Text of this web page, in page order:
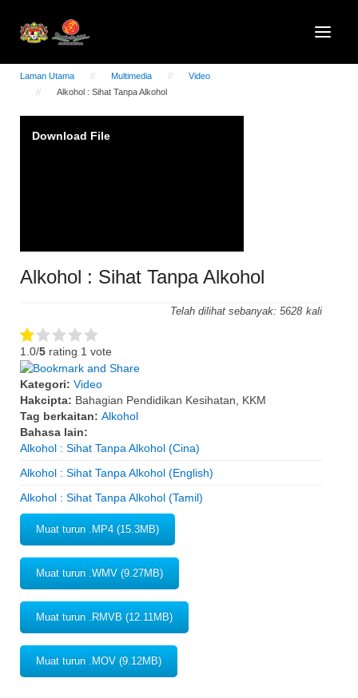
Laman Utama Multimedia
Video
Alkohol : Sihat Tanpa Alkohol
Player
Download File
Alkohol : Sihat Tanpa Alkohol
Telah dilihat sebanyak: 5628
1.0/5 rating 1 vote
Kategori: Video
Hakcipta: Bahagian Pendidikan Kesihatan, KKM
Tag berkaitan: Alkohol
Bahasa lain:
Alkohol : Sihat Tanpa Alkohol (Cina)
Alkohol : Sihat Tanpa Alkohol (English)
Alkohol : Sihat Tanpa Alkohol (Tamil)
Muat turun .MP4 (15.3MB)
Muat turun .WMV (9.27MB)
Muat turun .RMVB (12.11MB)
Muat turun .MOV (9.12MB)